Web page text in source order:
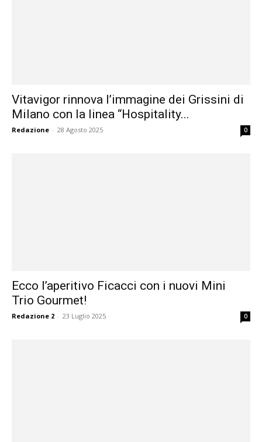
Vitavigor rinnova l’immagine dei Grissini di
Milano con la linea “Hospitality...
Redazione - 28 Agosto 2025 0
Ecco l’aperitivo Ficacci con i nuovi Mini
Trio Gourmet!
Redazione 2 - 23 Luglio 2025 0